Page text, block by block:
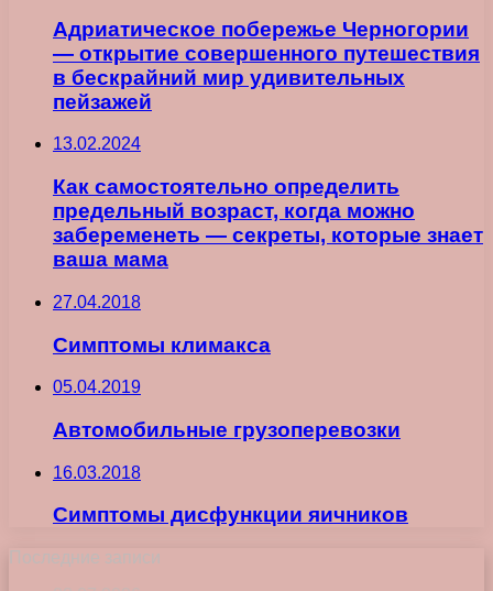
Адриатическое побережье Черногории
— открытие совершенного путешествия
в бескрайний мир удивительных
пейзажей
13.02.2024
Как самостоятельно определить
предельный возраст, когда можно
забеременеть — секреты, которые знает
ваша мама
27.04.2018
Симптомы климакса
05.04.2019
Автомобильные грузоперевозки
16.03.2018
Симптомы дисфункции яичников
Последние записи